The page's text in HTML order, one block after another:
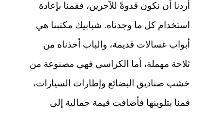
أردنا أن نكون قدوةً للآخرين، فقمنا بإعادة
استخدام كل ما وجدناه. شبابيك مكتبنا هي
أبواب غسالات قديمة، والباب أخذناه من
ثلاجة مهملة، أما الكراسي فهي مصنوعة من
خشب صناديق البضائع وإطارات السيارات،
قمنا بتلوينها فأضافت قيمة جمالية إلى